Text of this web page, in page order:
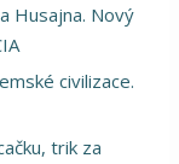
Husajna. Nový
civilizace.
trik za